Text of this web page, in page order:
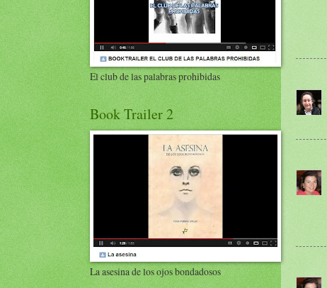
El club de las palabras prohibidas
Book Trailer 2
La asesina de los ojos bondadosos